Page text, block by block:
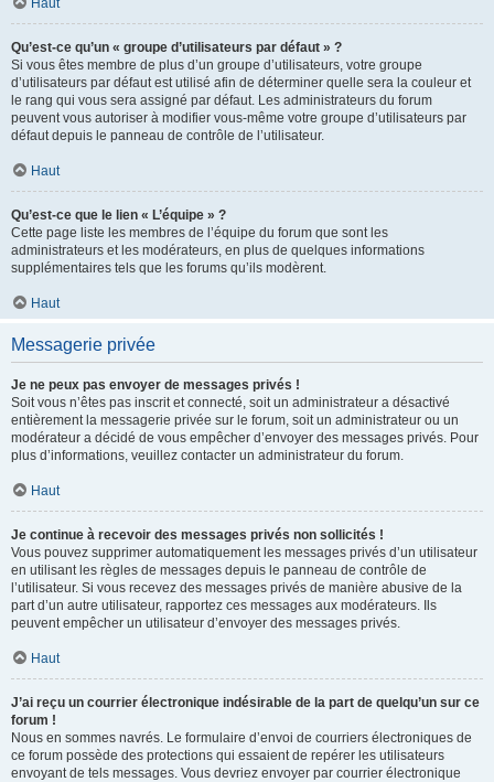
Haut
Qu’est-ce qu’un « groupe d’utilisateurs par défaut » ?
Si vous êtes membre de plus d’un groupe d’utilisateurs, votre groupe
d’utilisateurs par défaut est utilisé afin de déterminer quelle sera la couleur et
le rang qui vous sera assigné par défaut. Les administrateurs du forum
peuvent vous autoriser à modifier vous-même votre groupe d’utilisateurs par
défaut depuis le panneau de contrôle de l’utilisateur.
Haut
Qu’est-ce que le lien « L’équipe » ?
Cette page liste les membres de l’équipe du forum que sont les
administrateurs et les modérateurs, en plus de quelques informations
supplémentaires tels que les forums qu’ils modèrent.
Haut
Messagerie privée
Je ne peux pas envoyer de messages privés !
Soit vous n’êtes pas inscrit et connecté, soit un administrateur a désactivé
entièrement la messagerie privée sur le forum, soit un administrateur ou un
modérateur a décidé de vous empêcher d’envoyer des messages privés. Pour
plus d’informations, veuillez contacter un administrateur du forum.
Haut
Je continue à recevoir des messages privés non sollicités !
Vous pouvez supprimer automatiquement les messages privés d’un utilisateur
en utilisant les règles de messages depuis le panneau de contrôle de
l’utilisateur. Si vous recevez des messages privés de manière abusive de la
part d’un autre utilisateur, rapportez ces messages aux modérateurs. Ils
peuvent empêcher un utilisateur d’envoyer des messages privés.
Haut
J’ai reçu un courrier électronique indésirable de la part de quelqu’un sur ce
forum !
Nous en sommes navrés. Le formulaire d’envoi de courriers électroniques de
ce forum possède des protections qui essaient de repérer les utilisateurs
envoyant de tels messages. Vous devriez envoyer par courrier électronique